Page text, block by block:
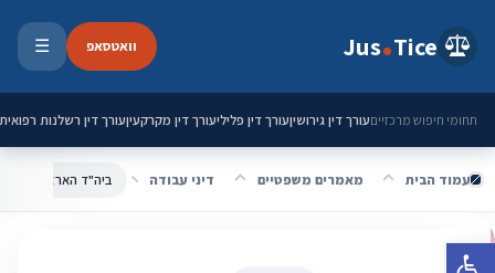
פתח סרגל נגישות
Jus Tice וואטסאפ ☰
תחומי חיפוש מרכזייםעורך דין גירושיןעורך דין פליליעורך דין מקרקעיןעורך דין רשלנות רפואית
עמוד הבית מאמרים משפטיים דיני עבודה